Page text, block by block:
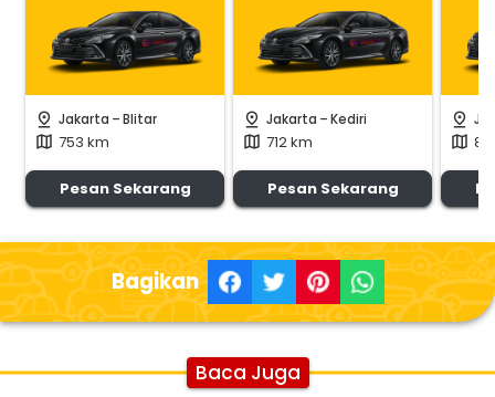
pin_drop Jakarta -Blitar
map 753 km
Pesan Sekarang
pin_drop Jakarta -Kediri
map 712 km
Pesan Sekarang
pin_drop
map
Bagikan
Baca Juga